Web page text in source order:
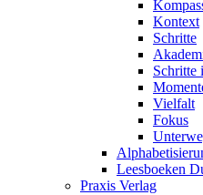
Kontext
Schritte
Schritte
Vielfalt
Fokus
Leesboeken
Praxis Verlag